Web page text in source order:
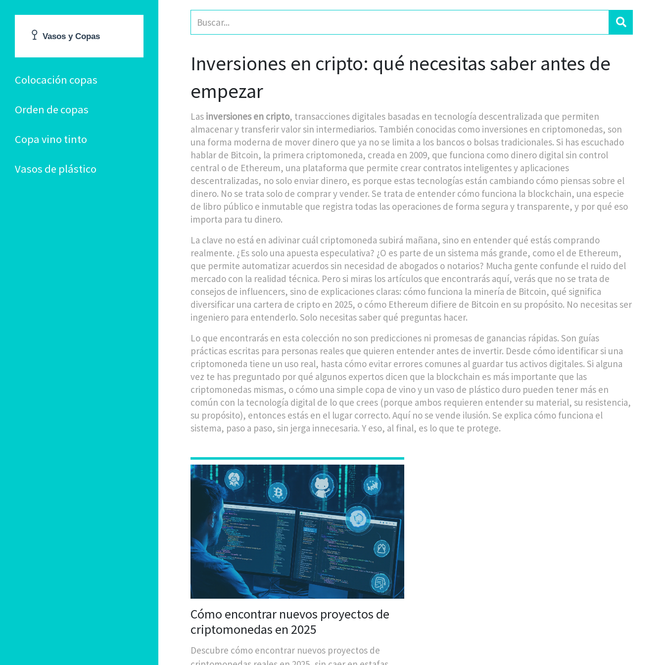
Colocación copas
Orden de copas
Copa vino tinto
Vasos de plástico
Inversiones en cripto: qué necesitas saber antes de
empezar
Las inversiones en cripto, transacciones digitales basadas en tecnología descentralizada que permiten
almacenar y transferir valor sin intermediarios. También conocidas como inversiones en criptomonedas, son
una forma moderna de mover dinero que ya no se limita a los bancos o bolsas tradicionales. Si has escuchado
hablar de Bitcoin, la primera criptomoneda, creada en 2009, que funciona como dinero digital sin control
central o de Ethereum, una plataforma que permite crear contratos inteligentes y aplicaciones
descentralizadas, no solo enviar dinero, es porque estas tecnologías están cambiando cómo piensas sobre el
dinero. No se trata solo de comprar y vender. Se trata de entender cómo funciona la blockchain, una especie
de libro público e inmutable que registra todas las operaciones de forma segura y transparente, y por qué eso
importa para tu dinero.
La clave no está en adivinar cuál criptomoneda subirá mañana, sino en entender qué estás comprando
realmente. ¿Es solo una apuesta especulativa? ¿O es parte de un sistema más grande, como el de Ethereum,
que permite automatizar acuerdos sin necesidad de abogados o notarios? Mucha gente confunde el ruido del
mercado con la realidad técnica. Pero si miras los artículos que encontrarás aquí, verás que no se trata de
consejos de influencers, sino de explicaciones claras: cómo funciona la minería de Bitcoin, qué significa
diversificar una cartera de cripto en 2025, o cómo Ethereum difiere de Bitcoin en su propósito. No necesitas ser
ingeniero para entenderlo. Solo necesitas saber qué preguntas hacer.
Lo que encontrarás en esta colección no son predicciones ni promesas de ganancias rápidas. Son guías
prácticas escritas para personas reales que quieren entender antes de invertir. Desde cómo identificar si una
criptomoneda tiene un uso real, hasta cómo evitar errores comunes al guardar tus activos digitales. Si alguna
vez te has preguntado por qué algunos expertos dicen que la blockchain es más importante que las
criptomonedas mismas, o cómo una simple copa de vino y un vaso de plástico duro pueden tener más en
común con la tecnología digital de lo que crees (porque ambos requieren entender su material, su resistencia,
su propósito), entonces estás en el lugar correcto. Aquí no se vende ilusión. Se explica cómo funciona el
sistema, paso a paso, sin jerga innecesaria. Y eso, al final, es lo que te protege.
Cómo encontrar nuevos proyectos de
criptomonedas en 2025
Descubre cómo encontrar nuevos proyectos de